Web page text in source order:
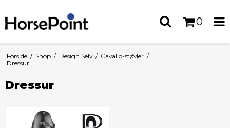
0
Forside / Shop / Design Selv / Cavallo-støvler /
Dressur
Dressur